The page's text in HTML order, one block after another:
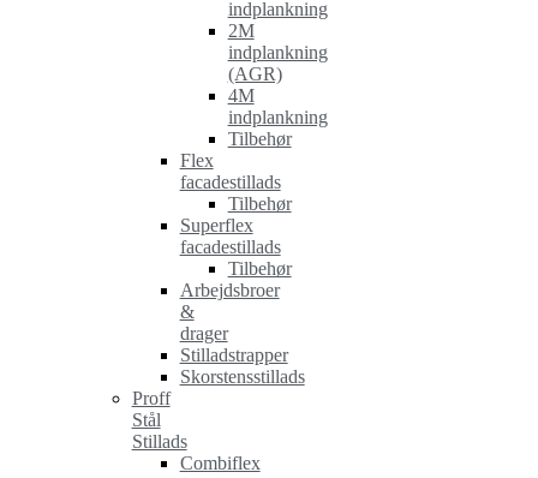
indplankning
2M
indplankning
(AGR)
4M
indplankning
Tilbehør
Flex
facadestillads
Tilbehør
Superflex
facadestillads
Tilbehør
Arbejdsbroer
&
drager
Stilladstrapper
Skorstensstillads
Proff
Stål
Stillads
Combiflex